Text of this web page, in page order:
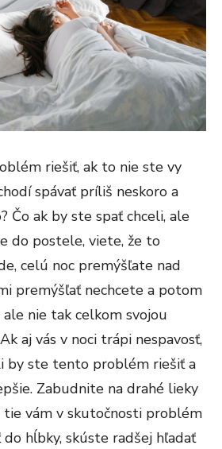
riešiť, ak to nie ste vy
spávať príliš neskoro a
Čo ak by ste spať chceli, ale
do postele, viete, že to
celú noc premýšľate nad
premýšľať nechcete a potom
nie tak celkom svojou
aj vás v noci trápi nespavosť,
by ste tento problém riešiť a
Zabudnite na drahé lieky
tie vám v skutočnosti problém
hĺbky, skúste radšej hľadať